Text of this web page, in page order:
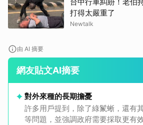
打得太嚴重了
Newtalk
由 AI 摘要
網友貼文AI摘要
對外來種的長期擔憂
許多用戶提到，除了綠鬣蜥，還有
等問題，並強調政府需要採取更有